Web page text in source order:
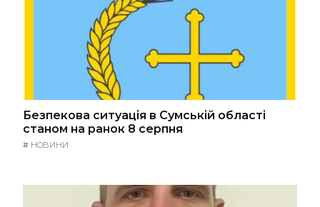
Безпекова ситуація в Сумській області
станом на ранок 8 серпня
# НОВИНИ